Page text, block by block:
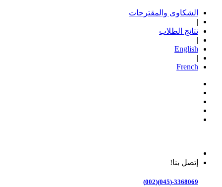
الشكاوى والمقترحات
|
نتائج الطلاب
|
English
|
French
إتصل بنا!
3368069-(045)(002)